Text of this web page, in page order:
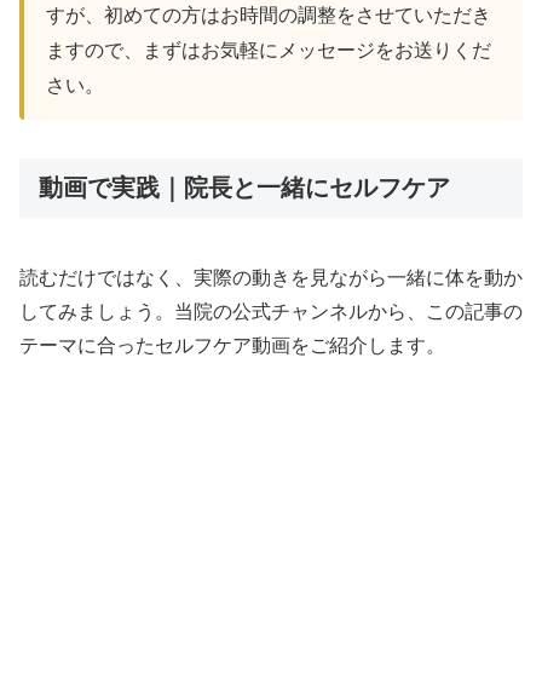
すが、初めての方はお時間の調整をさせていただき
ますので、まずはお気軽にメッセージをお送りくだ
さい。
動画で実践｜院長と一緒にセルフケア
読むだけではなく、実際の動きを見ながら一緒に体を動か
してみましょう。当院の公式チャンネルから、この記事の
テーマに合ったセルフケア動画をご紹介します。